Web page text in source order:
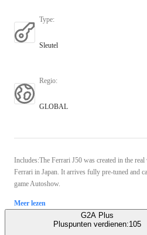
Type:
Sleutel
Regio:
GLOBAL
Includes:The Ferrari J50 was created in the
Ferrari in Japan. It arrives fully pre-tuned and
game Autoshow.
Meer lezen
G2A Plus
Pluspunten verdienen:105